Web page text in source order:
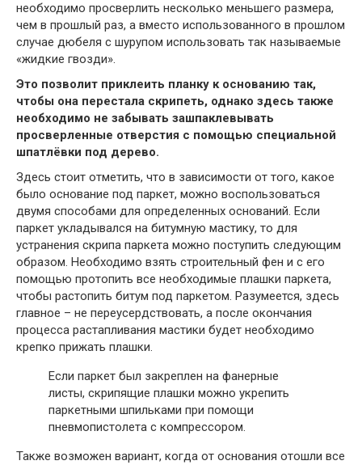
необходимо просверлить несколько меньшего размера,
чем в прошлый раз, а вместо использованного в прошлом
случае дюбеля с шурупом использовать так называемые
«жидкие гвозди».
Это позволит приклеить планку к основанию так,
чтобы она перестала скрипеть, однако здесь также
необходимо не забывать зашпаклевывать
просверленные отверстия с помощью специальной
шпатлёвки под дерево.
Здесь стоит отметить, что в зависимости от того, какое
было основание под паркет, можно воспользоваться
двумя способами для определенных оснований. Если
паркет укладывался на битумную мастику, то для
устранения скрипа паркета можно поступить следующим
образом. Необходимо взять строительный фен и с его
помощью протопить все необходимые плашки паркета,
чтобы растопить битум под паркетом. Разумеется, здесь
главное – не переусердствовать, а после окончания
процесса растапливания мастики будет необходимо
крепко прижать плашки.
Если паркет был закреплен на фанерные
листы, скрипящие плашки можно укрепить
паркетными шпильками при помощи
пневмопистолета с компрессором.
Также возможен вариант, когда от основания отошли все